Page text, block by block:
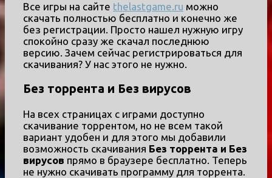
Все игры на сайте thelastgame.ru можно
скачать полностью бесплатно и конечно же
без регистрации. Просто нашел нужную игру
спокойно сразу же скачал последнюю
версию. Зачем сейчас регистрироваться для
скачивания? У нас этого не нужно.
Без торрента и Без вирусов
На всех страницах с играми доступно
скачивание торрентом, но не всем такой
вариант удобен и для этого мы добавили
возможность скачивания Без торрента и Без
вирусов прямо в браузере бесплатно. Теперь
не нужно скачивать программу для торрента.